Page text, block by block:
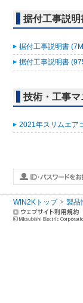
据付工事説明
据付工事説明書
据付工事説明書
技術・工事マ
2021年スリムエア
WIN2Kトップ 製品